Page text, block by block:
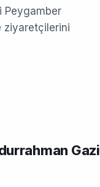
Peygamber
ziyaretçilerini
Gazi